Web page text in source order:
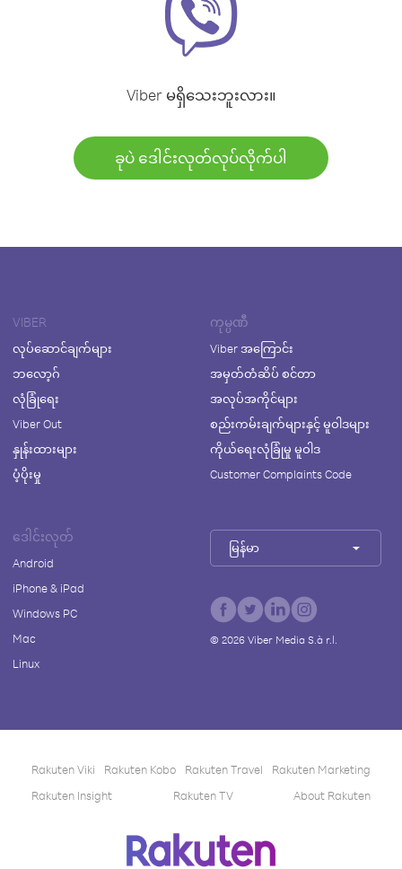
Viber မရှိသေးဘူးလား။
ခုပဲ ဒေါင်းလုတ်လုပ်လိုက်ပါ
VIBER
လုပ်ဆောင်ချက်များ
ဘလော့ဂ်
လုံခြုံရေး
Viber Out
နှုန်းထားများ
ပံ့ပိုးမှု
ကုမ္ပဏီ
Viber အကြောင်း
အမှတ်တံဆိပ် စင်တာ
အလုပ်အကိုင်များ
စည်းကမ်းချက်များနှင့် မူဝါဒများ
ကိုယ်ရေးလုံခြုံမှု မူဝါဒ
Customer Complaints Code
ဒေါင်းလုတ်
Android
iPhone & iPad
Windows PC
Mac
Linux
မြန်မာ
© 2026Viber Media S.à r.l.
Rakuten Viki Rakuten Kobo Rakuten Travel
Rakuten Marketing
Rakuten Insight
Rakuten TV About Rakuten